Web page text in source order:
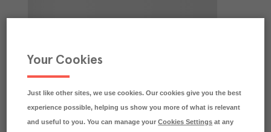
Your Cookies
Just like other sites, we use cookies. Our cookies give you the best
experience possible, helping us show you more of what is relevant
and useful to you. You can manage yourCookies Settings at any